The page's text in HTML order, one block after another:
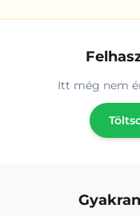
Itt még nem